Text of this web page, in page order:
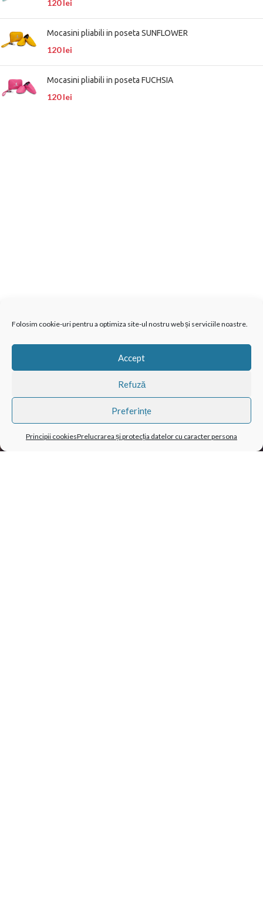
Folosim cookie-uri pentru a optimiza site-ul nostru web și serviciile noastre.
Accept
Refuză
Preferințe
Principii cookiesPrelucrarea și protecția datelor cu caracter persona
120 lei
Mocasini pliabili in poseta SUNFLOWER
120lei
Mocasini pliabili in poseta FUCHSIA
120lei
RECOMANDĂM